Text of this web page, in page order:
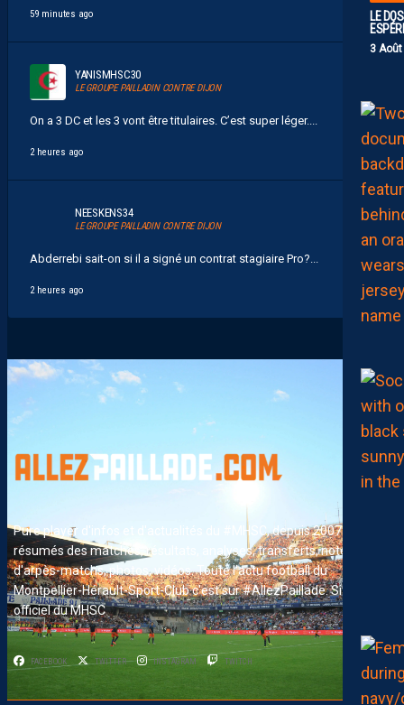
LE
3
59 minutes ago
YANISMHSC30
LE GROUPE PAILLADIN CONTRE DIJON
On a 3 DC et les 3 vont être titulaires. C’est super léger....
2 heures ago
NEESKENS34
LE GROUPE PAILLADIN CONTRE DIJON
Abderrebi sait-on si il a signé un contrat stagiaire Pro?...
2 heures ago
Pure player d'infos et d'actualités du #MHSC, depuis 2007. News,
résumés des matches, résultats, analyses, transferts, notes
d'arpès-matchs, photos, vidéos. Toute l'actu football du
Montpellier-Hérault-Sport-Club c'est sur #AllezPaillade. Site non-
officiel du MHSC
FACEBOOK TWITTER INSTAGRAM TWITCH